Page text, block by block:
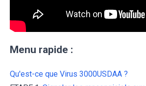
Menu rapide :
Qu'est-ce que Virus 3000USDAA ?